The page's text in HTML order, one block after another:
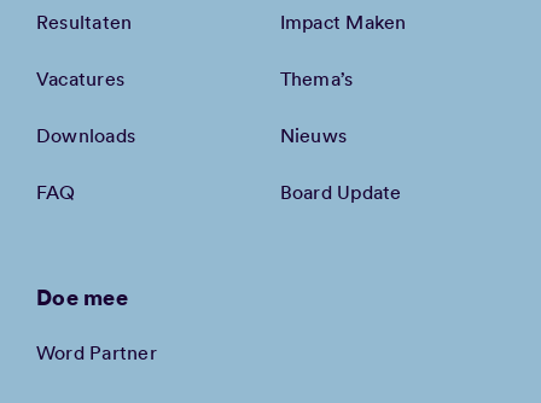
Resultaten
Vacatures
Downloads
FAQ
Impact Maken
Thema’s
Nieuws
Board Update
Doe mee
Word Partner